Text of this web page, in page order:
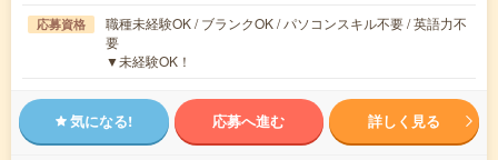
応募資格
職種未経験OK / ブランクOK / パソコンスキル不要 / 英語力不
要
▼未経験OK！
気になる! 応募へ進む 詳しく見る